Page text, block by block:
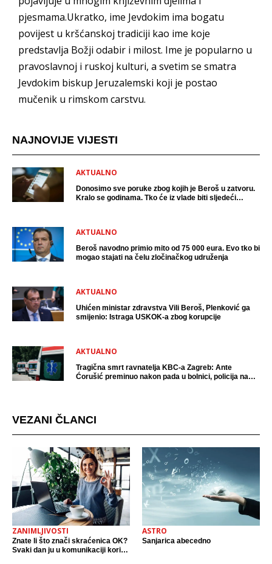
pjesmama.Ukratko, ime Jevdokim ima bogatu
povijest u kršćanskoj tradiciji kao ime koje
predstavlja Božji odabir i milost. Ime je popularno u
pravoslavnoj i ruskoj kulturi, a svetim se smatra
Jevdokim biskup Jeruzalemski koji je postao
mučenik u rimskom carstvu.
NAJNOVIJE VIJESTI
AKTUALNO
Donosimo sve poruke zbog kojih je Beroš u zatvoru.
Kralo se godinama. Tko će iz vlade biti sljedeći
AKTUALNO
Beroš navodno primio mito od 75 000 eura. Evo tko bi
mogao stajati na čelu zločinačkog udruženja
AKTUALNO
Uhićen ministar zdravstva Vili Beroš, Plenković ga
smijenio: Istraga USKOK-a zbog korupcije
AKTUALNO
Tragična smrt ravnatelja KBC-a Zagreb: Ante
Ćorušić preminuo nakon pada u bolnici, policija na
VEZANI ČLANCI
ZANIMLJIVOSTI
Znate li što znači skraćenica OK?
Svaki dan ju u komunikaciji koristi
ASTRO
Sanjarica abecedno